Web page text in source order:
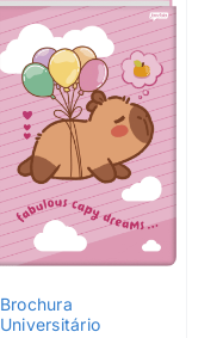
Brochura
Universitário